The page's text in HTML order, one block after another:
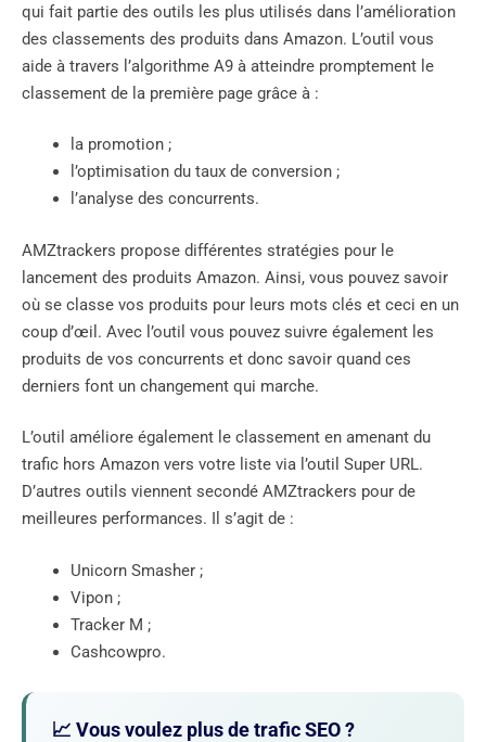
qui fait partie des outils les plus utilisés dans l’amélioration
des classements des produits dans Amazon. L’outil vous
aide à travers l’algorithme A9 à atteindre promptement le
classement de la première page grâce à :
la promotion ;
l’optimisation du taux de conversion ;
l’analyse des concurrents.
AMZtrackers propose différentes stratégies pour le
lancement des produits Amazon. Ainsi, vous pouvez savoir
où se classe vos produits pour leurs mots clés et ceci en un
coup d’œil. Avec l’outil vous pouvez suivre également les
produits de vos concurrents et donc savoir quand ces
derniers font un changement qui marche.
L’outil améliore également le classement en amenant du
trafic hors Amazon vers votre liste via l’outil Super URL.
D’autres outils viennent secondé AMZtrackers pour de
meilleures performances. Il s’agit de :
Unicorn Smasher ;
Vipon ;
Tracker M ;
Cashcowpro.
📈 Vous voulez plus de trafic SEO ?